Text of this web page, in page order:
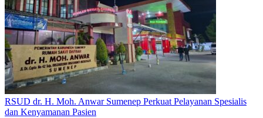
RSUD dr. H. Moh. Anwar Sumenep Perkuat Pelayanan Spesialis
dan Kenyamanan Pasien